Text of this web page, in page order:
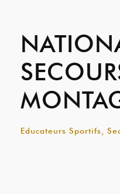
Educateurs Sportifs,